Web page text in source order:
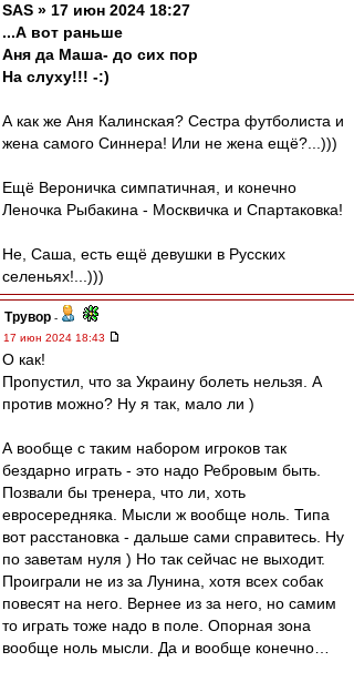
SAS » 17 июн 2024 18:27
...А вот раньше
Аня да Маша- до сих пор
На слуху!!! -:)
А как же Аня Калинская? Сестра футболиста и
жена самого Синнера! Или не жена ещё?...)))
Ещё Вероничка симпатичная, и конечно
Леночка Рыбакина - Москвичка и Спартаковка!
Не, Саша, есть ещё девушки в Русских
селеньях!...)))
Трувор -
17 июн 2024 18:43
О как!
Пропустил, что за Украину болеть нельзя. А
против можно? Ну я так, мало ли )
А вообще с таким набором игроков так
бездарно играть - это надо Ребровым быть.
Позвали бы тренера, что ли, хоть
евросередняка. Мысли ж вообще ноль. Типа
вот расстановка - дальше сами справитесь. Ну
по заветам нуля ) Но так сейчас не выходит.
Проиграли не из за Лунина, хотя всех собак
повесят на него. Вернее из за него, но самим
то играть тоже надо в поле. Опорная зона
вообще ноль мысли. Да и вообще конечно…